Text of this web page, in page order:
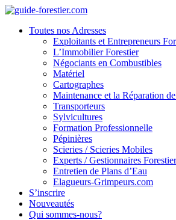
Toutes nos Adresses
Exploitants et Entrepreneurs
L’Immobilier Forestier
Négociants en Combustibles
Matériel
Cartographes
Maintenance et la Réparation
Transporteurs
Sylvicultures
Formation Professionnelle
Pépinières
Scieries / Scieries Mobiles
Experts / Gestionnaires
Entretien de Plans d’Eau
Elagueurs-Grimpeurs.com
S’inscrire
Nouveautés
Qui sommes-nous?